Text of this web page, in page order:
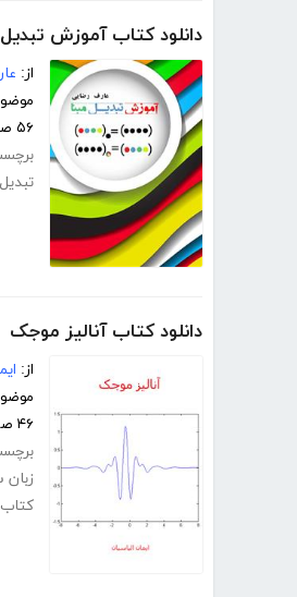
دانلود کتاب آموزش تبدیل
از:
۵۶ صفحه
دانلود کتاب آنالیز موجک
از:
۴۶ صفحه
زبان